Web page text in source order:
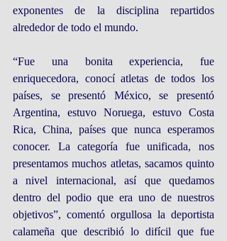
exponentes de la disciplina repartidos
alrededor de todo el mundo.
“Fue una bonita experiencia, fue
enriquecedora, conocí atletas de todos los
países, se presentó México, se presentó
Argentina, estuvo Noruega, estuvo Costa
Rica, China, países que nunca esperamos
conocer. La categoría fue unificada, nos
presentamos muchos atletas, sacamos quinto
a nivel internacional, así que quedamos
dentro del podio que era uno de nuestros
objetivos”, comentó orgullosa la deportista
calameña que describió lo difícil que fue